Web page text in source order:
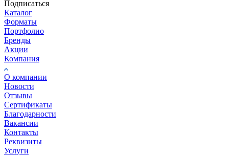
Подписаться
Каталог
Форматы
Портфолио
Бренды
Акции
Компания
О компании
Новости
Отзывы
Сертификаты
Благодарности
Вакансии
Контакты
Реквизиты
Услуги